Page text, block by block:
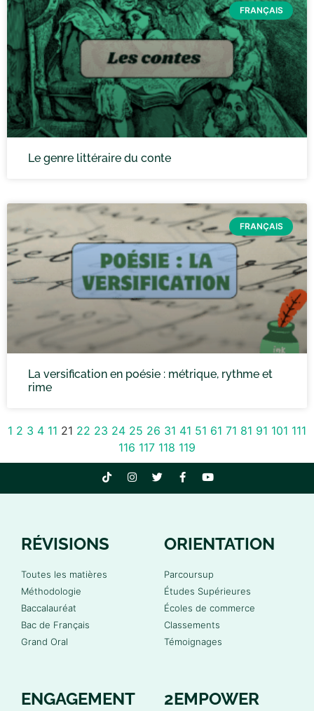
FRANÇAIS
Le genre littéraire du conte
FRANÇAIS
La versification en poésie : métrique, rythme et
rime
1 2 3 4 11 21 22 23 24 25 26 31 41 51 61 71 81 91 101 111
116 117 118 119
RÉVISIONS
Toutes les matières
Méthodologie
Baccalauréat
Bac de Français
Grand Oral
ORIENTATION
Parcoursup
Études Supérieures
Écoles de commerce
Classements
Témoignages
ENGAGEMENT 2EMPOWER